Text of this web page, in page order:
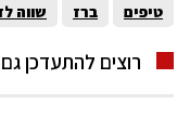
טיפים
ברז שווה
רוצים להתעדכן